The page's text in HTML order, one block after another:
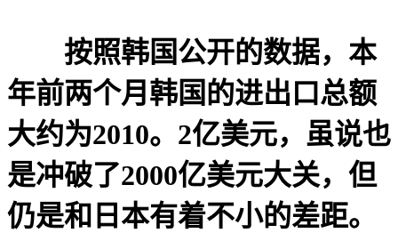
按照韩国公开的数据，本
年前两个月韩国的进出口总额
大约为2010。2亿美元，虽说也
是冲破了2000亿美元大关，但
仍是和日本有着不小的差距。